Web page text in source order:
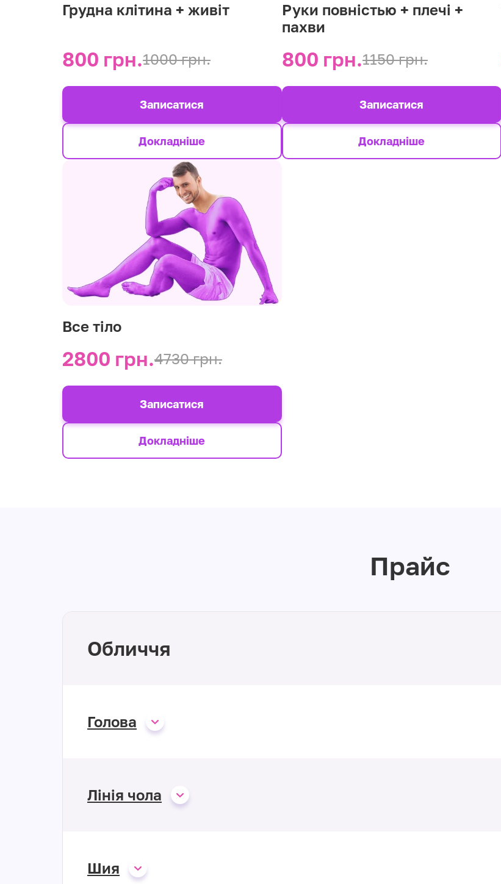
Грудна клітина + живіт
800 грн.1000 грн.
Докладніше
Записатися
Руки повністью + плечі +
пахви
800 грн.1150 грн.
Докладніше
Записатися
Все тіло
2800 грн.4730 грн.
Докладніше
Записатися
Прайс
Обличчя
Голова
Лінія чола
Шия